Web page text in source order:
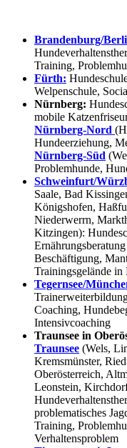
Brandenburg/
Training,
Fürth:
Welpenschule,
Nürnberg:
mobile
Nürnberg-Nord
Hundeerziehung,
Nürnberg-Süd
Problemhunde,
Schweinfurt/
Saale, Bad
Königshofen,
Niederwerrn,
Kitzingen):
Beschäftigung,
Trainingsgelände
Tegernsee/
Coaching,
Intensivcoaching
Traunsee in
Traunsee (Wels,
Kremsmünster,
Oberösterreich,
Leonstein,
problematisches
Training,
Verhaltensproblem